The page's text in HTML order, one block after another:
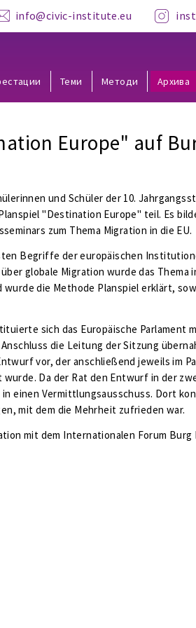
info@civic-institute.eu
Теми Методи Aрхива
Europe" auf
und Schüler der 10.
"Destination Europe" teil. Es
zum Thema Migration in die EU.
Begriffe der europäischen
globale Migration wurde das Thema
die Methode Planspiel erklärt,
sich das Europäische Parlament
die Leitung der Sitzung
vor, der anschließend jeweils im
Da der Rat den Entwurf in der
einen Vermittlungsausschuss. Dort
mit dem die Mehrheit zufrieden war.
mit dem Internationalen Forum